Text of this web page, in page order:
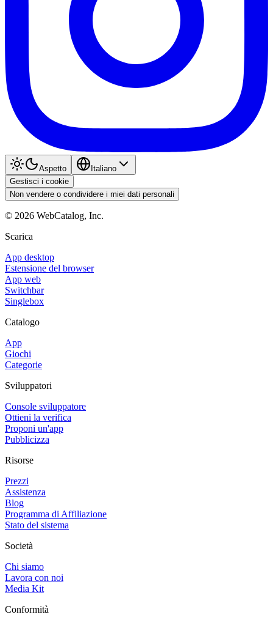
Aspetto
Italiano
Gestisci i cookie
Non vendere o condividere i miei dati personali
© 2026 WebCatalog, Inc.
Scarica
App desktop
Estensione del browser
App web
Switchbar
Singlebox
Catalogo
App
Giochi
Categorie
Sviluppatori
Console sviluppatore
Ottieni la verifica
Proponi un'app
Pubblicizza
Risorse
Prezzi
Assistenza
Blog
Programma di Affiliazione
Stato del sistema
Società
Chi siamo
Lavora con noi
Media Kit
Conformità